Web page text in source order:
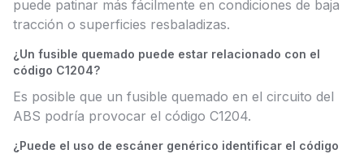
puede patinar más fácilmente en condiciones de baja
tracción o superficies resbaladizas.
¿Un fusible quemado puede estar relacionado con el
código C1204?
Es posible que un fusible quemado en el circuito del
ABS podría provocar el código C1204.
¿Puede el uso de escáner genérico identificar el código